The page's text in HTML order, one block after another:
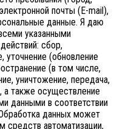
почты (E-mail),
данные. Я даю
указанными
сбор,
уточнение (обновление
(в том числе,
уничтожение, передача,
а также осуществление
данными в соответствии
данных может
средств автоматизации,